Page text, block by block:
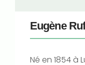
Eugène
Né en 1854 à